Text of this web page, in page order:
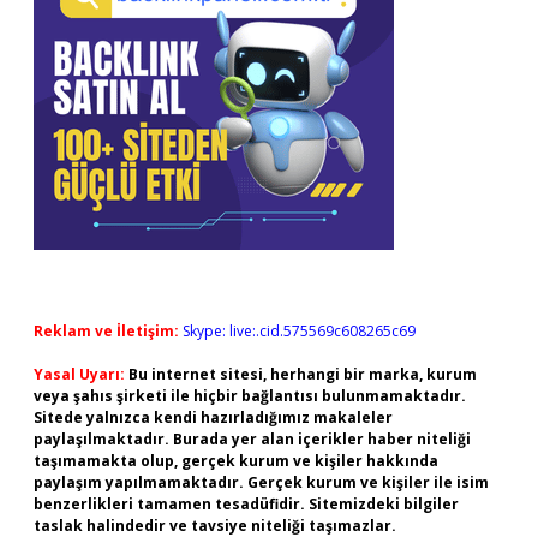
Reklam ve İletişim: Skype: live:.cid.575569c608265c69
Yasal Uyarı: Bu internet sitesi, herhangi bir marka, kurum
veya şahıs şirketi ile hiçbir bağlantısı bulunmamaktadır.
Sitede yalnızca kendi hazırladığımız makaleler
paylaşılmaktadır. Burada yer alan içerikler haber niteliği
taşımamakta olup, gerçek kurum ve kişiler hakkında
paylaşım yapılmamaktadır. Gerçek kurum ve kişiler ile isim
benzerlikleri tamamen tesadüfidir. Sitemizdeki bilgiler
taslak halindedir ve tavsiye niteliği taşımazlar.